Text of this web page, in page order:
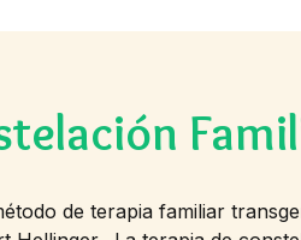
de terapia familiar